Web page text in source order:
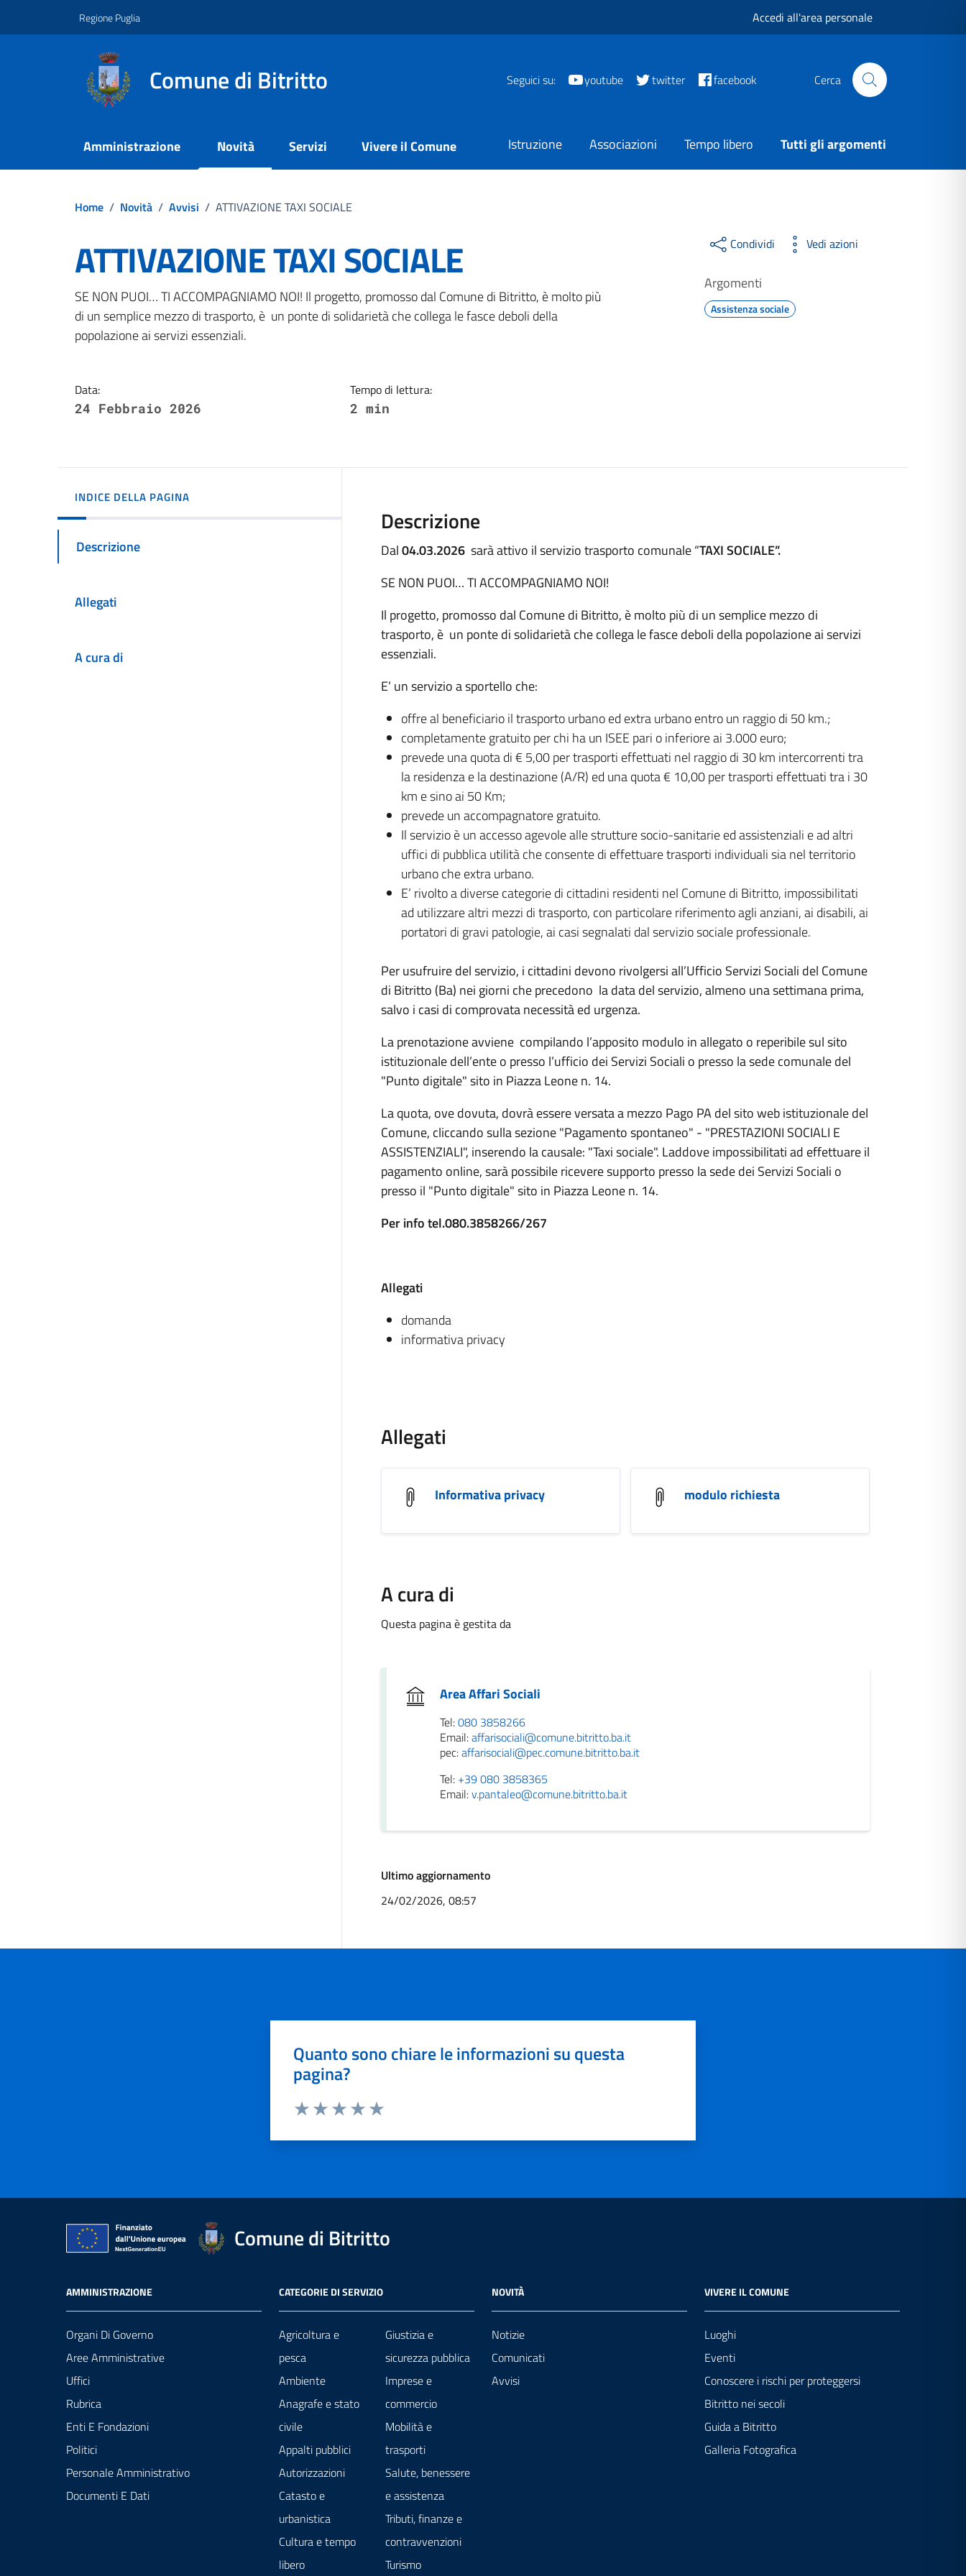
Regione Puglia Accedi all'area personale
Comune di Bitritto Seguici su: youtube twitter facebook Cerca
Amministrazione Novità Servizi Vivere il Comune Istruzione Associazioni Tempo libero Tutti gli argomenti
Home / Novità / Avvisi / ATTIVAZIONE TAXI SOCIALE
ATTIVAZIONE TAXI SOCIALE
Dettagli della notizia
SE NON PUOI… TI ACCOMPAGNIAMO NOI! Il progetto, promosso dal Comune di Bitritto, è molto più
di un semplice mezzo di trasporto, è un ponte di solidarietà che collega le fasce deboli della
popolazione ai servizi essenziali.
Data:
24 Febbraio 2026
Tempo di lettura:
2 min
Condividi Vedi azioni
Argomenti
Assistenza sociale
INDICE DELLA PAGINA
Descrizione
Allegati
A cura di
Descrizione
Dal04.03.2026sarà attivo il servizio trasporto comunale “TAXI SOCIALE”.
SE NON PUOI… TI ACCOMPAGNIAMO NOI!
Il progetto, promosso dal Comune di Bitritto, è molto più di un semplice mezzo di
trasporto, è un ponte di solidarietà che collega le fasce deboli della popolazione ai servizi
essenziali.
E’ un servizio a sportello che:
offre al beneficiario il trasporto urbano ed extra urbano entro un raggio di 50 km.;
completamente gratuito per chi ha un ISEE pari o inferiore ai 3.000 euro;
prevede una quota di € 5,00 per trasporti effettuati nel raggio di 30 km intercorrenti tra
la residenza e la destinazione (A/R) ed una quota € 10,00 per trasporti effettuati tra i 30
km e sino ai 50 Km;
prevede un accompagnatore gratuito.
Il servizio è un accesso agevole alle strutture socio-sanitarie ed assistenziali e ad altri
uffici di pubblica utilità che consente di effettuare trasporti individuali sia nel territorio
urbano che extra urbano.
E’ rivolto a diverse categorie di cittadini residenti nel Comune di Bitritto, impossibilitati
ad utilizzare altri mezzi di trasporto, con particolare riferimento agli anziani, ai disabili, ai
portatori di gravi patologie, ai casi segnalati dal servizio sociale professionale.
Per usufruire del servizio, i cittadini devono rivolgersi all’Ufficio Servizi Sociali del Comune
di Bitritto (Ba) nei giorni che precedono la data del servizio, almeno una settimana prima,
salvo i casi di comprovata necessità ed urgenza.
La prenotazione avviene compilando l’apposito modulo in allegato o reperibile sul sito
istituzionale dell’ente o presso l’ufficio dei Servizi Sociali o presso la sede comunale del
"Punto digitale" sito in Piazza Leone n. 14.
La quota, ove dovuta, dovrà essere versata a mezzo Pago PA del sito web istituzionale del
Comune, cliccando sulla sezione "Pagamento spontaneo" - "PRESTAZIONI SOCIALI E
ASSISTENZIALI", inserendo la causale: "Taxi sociale". Laddove impossibilitati ad effettuare il
pagamento online, sarà possibile ricevere supporto presso la sede dei Servizi Sociali o
presso il "Punto digitale" sito in Piazza Leone n. 14.
Per info tel.080.3858266/267
Allegati
domanda
informativa privacy
Allegati
Informativa privacy modulo richiesta
A cura di
Questa pagina è gestita da
Area Affari Sociali
Tel:080 3858266
Email:affarisociali@comune.bitritto.ba.it
pec:affarisociali@pec.comune.bitritto.ba.it
Tel: +39 080 3858365
Email:v.pantaleo@comune.bitritto.ba.it
Ultimo aggiornamento
24/02/2026, 08:57
Quanto sono chiare le informazioni su questa
pagina?
Comune di Bitritto
AMMINISTRAZIONE
Organi Di Governo
Aree Amministrative
Uffici
Rubrica
Enti E Fondazioni
Politici
Personale Amministrativo
Documenti E Dati
CATEGORIE DI SERVIZIO
Agricoltura e
pesca
Ambiente
Anagrafe e stato
civile
Appalti pubblici
Autorizzazioni
Catasto e
urbanistica
Cultura e tempo
libero
Giustizia e
sicurezza pubblica
Imprese e
commercio
Mobilità e
trasporti
Salute, benessere
e assistenza
Tributi, finanze e
contravvenzioni
Turismo
NOVITÀ
Notizie
Comunicati
Avvisi
VIVERE IL COMUNE
Luoghi
Eventi
Conoscere i rischi per proteggersi
Bitritto nei secoli
Guida a Bitritto
Galleria Fotografica